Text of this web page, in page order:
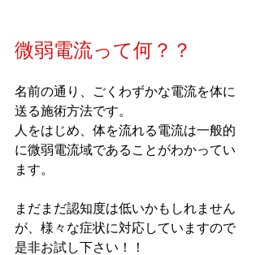
微弱電流って何？？
名前の通り、ごくわずかな電流を体に
送る施術方法です。
人をはじめ、体を流れる電流は一般的
に微弱電流域であることがわかってい
ます。
まだまだ認知度は低いかもしれません
が、様々な症状に対応していますので
是非お試し下さい！！